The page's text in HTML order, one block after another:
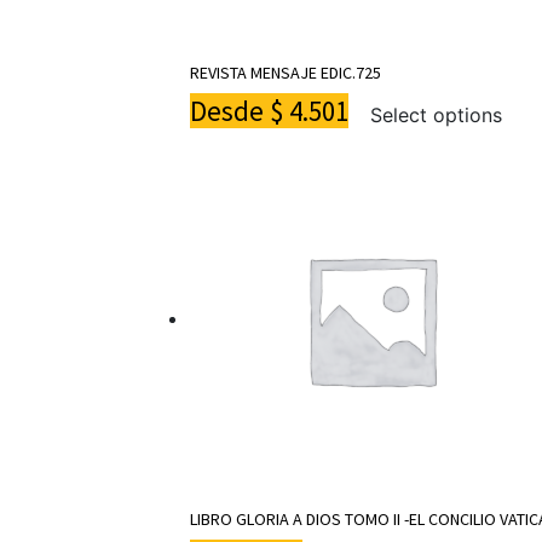
REVISTA MENSAJE EDIC.725
Desde $ 4.501 Select options
LIBRO GLORIA A DIOS TOMO II -EL CONCILIO